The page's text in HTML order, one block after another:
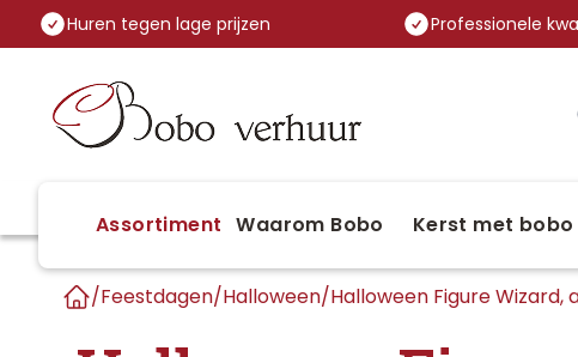
Huren tegen lage prijzen Professionele
Assortiment Waarom Bobo Kerst met
/Feestdagen/Halloween/Halloween Figure Wizard,